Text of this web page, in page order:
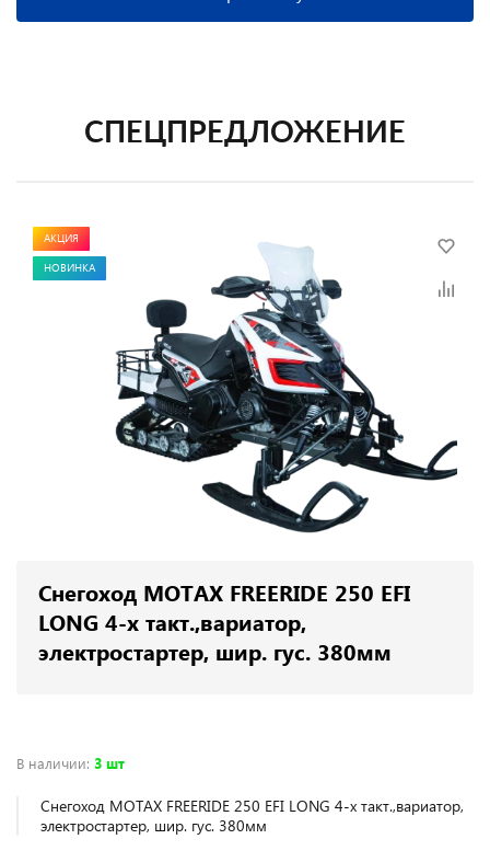
СПЕЦПРЕДЛОЖЕНИЕ
АКЦИЯ
НОВИНКА
Снегоход MOTAX FREERIDE 250 EFI
LONG 4-х такт.,вариатор,
электростартер, шир. гус. 380мм
В наличии: 3 шт
Снегоход MOTAX FREERIDE 250 EFI LONG 4-х такт.,вариатор,
электростартер, шир. гус. 380мм